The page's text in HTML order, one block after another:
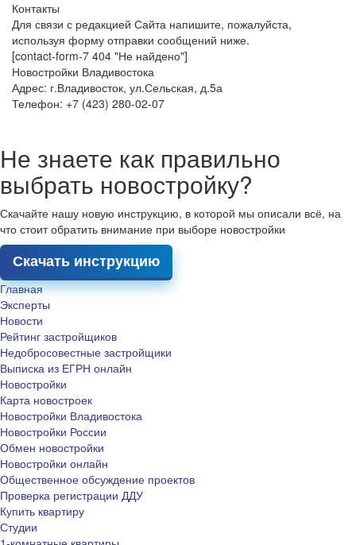
Контакты
Для связи с редакцией Сайта напишите, пожалуйста,
используя форму отправки сообщений ниже.
[contact-form-7 404 "Не найдено"]
Новостройки Владивостока
Адрес: г.Владивосток, ул.Сельская, д.5а
Телефон: +7 (423) 280-02-07
Не знаете как правильно
выбрать новостройку?
Скачайте нашу новую инструкцию, в которой мы описали всё, на
что стоит обратить внимание при выборе новостройки
Скачать инструкцию
Главная
Эксперты
Новости
Рейтинг застройщиков
Недобросовестные застройщики
Выписка из ЕГРН онлайн
Новостройки
Карта новостроек
Новостройки Владивостока
Новостройки России
Обмен новостройки
Новостройки онлайн
Общественное обсуждение проектов
Проверка регистрации ДДУ
Купить квартиру
Студии